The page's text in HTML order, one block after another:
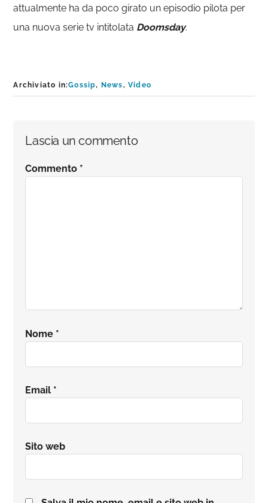
attualmente ha da poco girato un episodio pilota per
una nuova serie tv intitolata Doomsday.
Archiviato in:Gossip, News,Video
Interazioni
del
Lascia un commento
Commento *
Nome *
Email *
Sito web